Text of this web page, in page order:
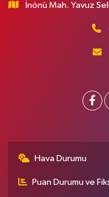
İnönü Mah. Yavuz
Hava Durumu
Puan Durumu ve